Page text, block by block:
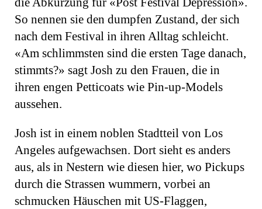
So nennen sie den dumpfen Zustand, der sich
nach dem Festival in ihren Alltag schleicht.
«Am schlimmsten sind die ersten Tage danach,
stimmts?» sagt Josh zu den Frauen, die in
ihren engen Petticoats wie Pin-up-Models
aussehen.
Josh ist in einem noblen Stadtteil von Los
Angeles aufgewachsen. Dort sieht es anders
aus, als in Nestern wie diesen hier, wo Pickups
durch die Strassen wummern, vorbei an
schmucken Häuschen mit US-Flaggen,